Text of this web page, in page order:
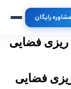
مشاوره رایگان
ریزی فضایی
فضایی